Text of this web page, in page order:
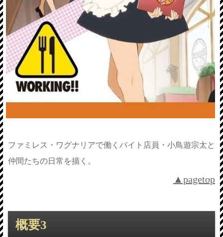
ファミレス・ワグナリアで働くバイト店員・小鳥遊宗太と
仲間たちの日常を描く。
▲pagetop
概要3